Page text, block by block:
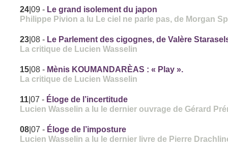
24 |09 - Le grand isolement du japon
Philippe Pivion a lu Le ciel ne parle pas, de Morgan
23 |08 - Le Parlement des cigognes, de Valère
La critique de Lucien Wasselin
15 |08 - Mènis KOUMANDARÈAS : « Play ».
La critique de Lucien Wasselin
11 |07 - Éloge de l’incertitude
Lucien Wasselin a lu le dernier ouvrage de Gérard
08 |07 - Éloge de l’imposture
Lucien Wasselin a lu le dernier livre de Pierre